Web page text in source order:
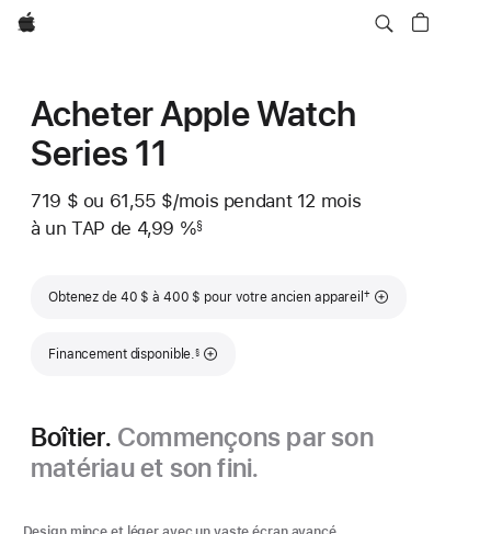
Apple
Acheter Apple Watch
Series 11
719 $ ou 61,55 $/mois par mois
pendant 12 mois
à un TAP de 4,99 %§
Obtenez de 40 $ à 400 $ pour votre ancien appareil Note de bas de page
†
Financement disponible.
Note de bas de page
§
Boîtier. Commençons par son
matériau et son fini.